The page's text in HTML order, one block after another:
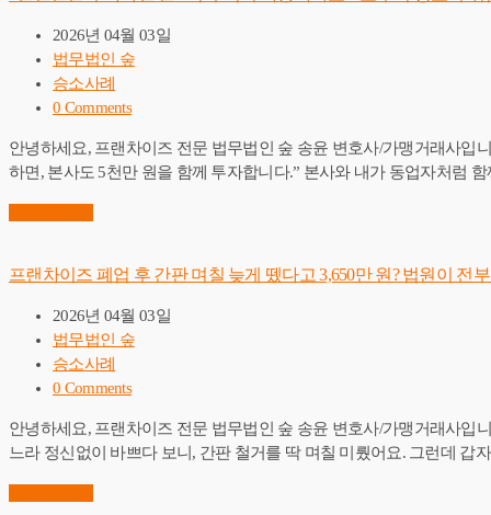
2026년 04월 03일
법무법인 숲
승소사례
0 Comments
안녕하세요, 프랜차이즈 전문 법무법인 숲 송윤 변호사/가맹거래사입
하면, 본사도 5천만 원을 함께 투자합니다.” 본사와 내가 동업자처럼
프랜차이즈 폐업 후 간판 며칠 늦게 뗐다고 3,650만 원? 법원이 전
2026년 04월 03일
법무법인 숲
승소사례
0 Comments
안녕하세요, 프랜차이즈 전문 법무법인 숲 송윤 변호사/가맹거래사입
느라 정신없이 바쁘다 보니, 간판 철거를 딱 며칠 미뤘어요. 그런데 갑